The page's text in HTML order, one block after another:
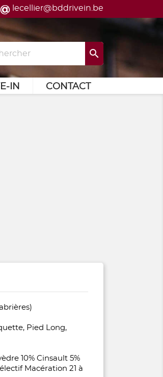
lecellier@bddrivein.be
CONTACT
IN

Pied Long,
10% Cinsault 5%
Macération 21 à